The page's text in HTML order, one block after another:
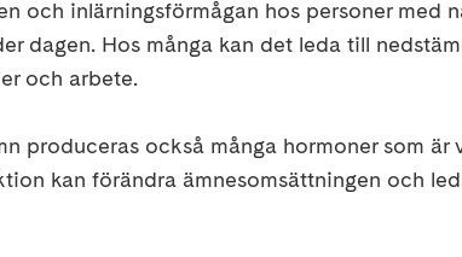
och inlärningsförmågan hos personer med
dagen. Hos många kan det leda till
och arbete.
produceras också många hormoner som
kan förändra ämnesomsättningen och